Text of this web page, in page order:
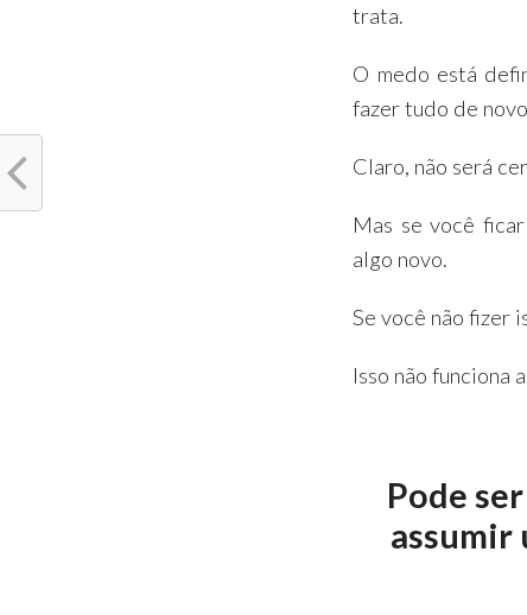
trata.
O medo está
fazer tudo de
Claro, não será
Mas se você
algo novo.
Se você não fizer
Isso não funciona
Pode
assumir